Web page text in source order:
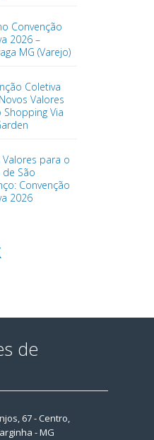
Convenção
2026 –
MG (Varejo)
Coletiva
Valores
Shopping Via
Valores para o
de São
Convenção
2026
de
67 - Centro,
- MG